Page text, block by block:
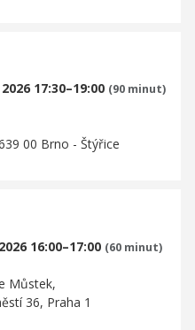
17:30–19:00 (90 minut)
00 Brno - Štýřice
16:00–17:00 (60 minut)
Můstek,
36, Praha 1